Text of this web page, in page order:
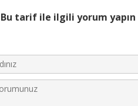
Bu tarif ile ilgili yorum yapın